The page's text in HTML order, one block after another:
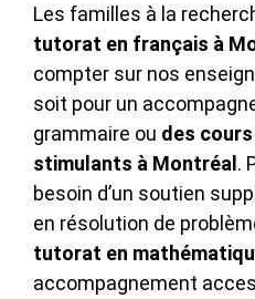
Les familles à la
tutorat en français à
compter sur nos
soit pour un
grammaire ou des
stimulants à Montréal .
besoin d’un soutien
en résolution de
tutorat en
accompagnement